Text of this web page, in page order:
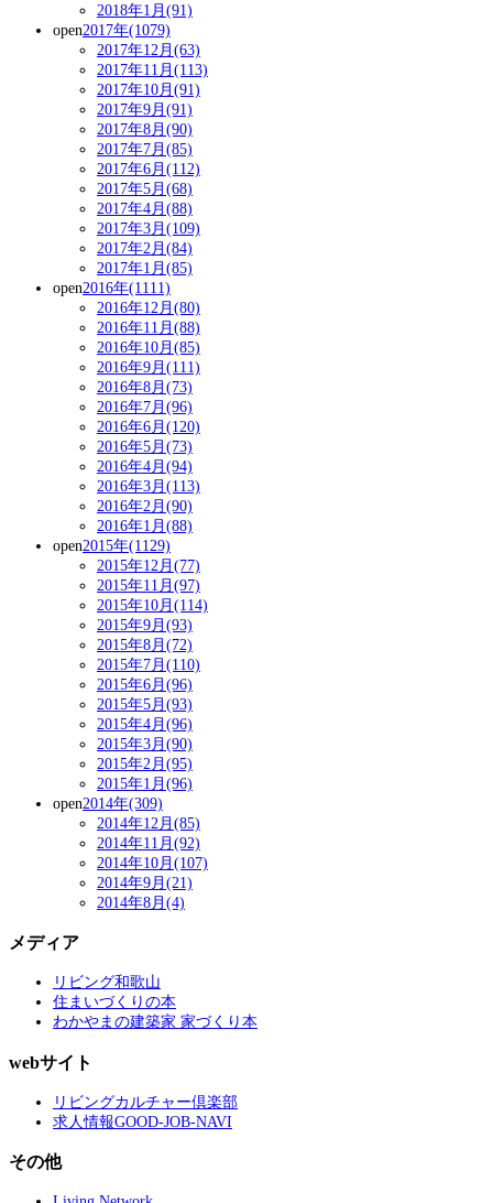
2018年1月(91)
open2017年(1079)
2017年12月(63)
2017年11月(113)
2017年10月(91)
2017年9月(91)
2017年8月(90)
2017年7月(85)
2017年6月(112)
2017年5月(68)
2017年4月(88)
2017年3月(109)
2017年2月(84)
2017年1月(85)
open2016年(1111)
2016年12月(80)
2016年11月(88)
2016年10月(85)
2016年9月(111)
2016年8月(73)
2016年7月(96)
2016年6月(120)
2016年5月(73)
2016年4月(94)
2016年3月(113)
2016年2月(90)
2016年1月(88)
open2015年(1129)
2015年12月(77)
2015年11月(97)
2015年10月(114)
2015年9月(93)
2015年8月(72)
2015年7月(110)
2015年6月(96)
2015年5月(93)
2015年4月(96)
2015年3月(90)
2015年2月(95)
2015年1月(96)
open2014年(309)
2014年12月(85)
2014年11月(92)
2014年10月(107)
2014年9月(21)
2014年8月(4)
メディア
リビング和歌山
住まいづくりの本
わかやまの建築家 家づくり本
webサイト
リビングカルチャー倶楽部
求人情報GOOD-JOB-NAVI
その他